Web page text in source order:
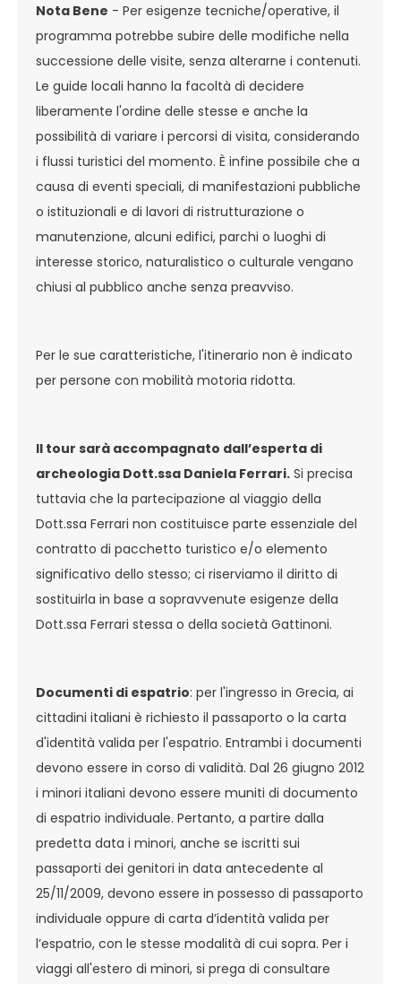
Nota Bene - Per esigenze tecniche/operative, il
programma potrebbe subire delle modifiche nella
successione delle visite, senza alterarne i contenuti.
Le guide locali hanno la facoltà di decidere
liberamente l'ordine delle stesse e anche la
possibilità di variare i percorsi di visita, considerando
i flussi turistici del momento. È infine possibile che a
causa di eventi speciali, di manifestazioni pubbliche
o istituzionali e di lavori di ristrutturazione o
manutenzione, alcuni edifici, parchi o luoghi di
interesse storico, naturalistico o culturale vengano
chiusi al pubblico anche senza preavviso.
Per le sue caratteristiche, l'itinerario non è indicato
per persone con mobilità motoria ridotta.
Il tour sarà accompagnato dall’esperta di
archeologia Dott.ssa Daniela Ferrari. Si precisa
tuttavia che la partecipazione al viaggio della
Dott.ssa Ferrari non costituisce parte essenziale del
contratto di pacchetto turistico e/o elemento
significativo dello stesso; ci riserviamo il diritto di
sostituirla in base a sopravvenute esigenze della
Dott.ssa Ferrari stessa o della società Gattinoni.
Documenti di espatrio: per l'ingresso in Grecia, ai
cittadini italiani è richiesto il passaporto o la carta
d'identità valida per l'espatrio. Entrambi i documenti
devono essere in corso di validità. Dal 26 giugno 2012
i minori italiani devono essere muniti di documento
di espatrio individuale. Pertanto, a partire dalla
predetta data i minori, anche se iscritti sui
passaporti dei genitori in data antecedente al
25/11/2009, devono essere in possesso di passaporto
individuale oppure di carta d’identità valida per
l’espatrio, con le stesse modalità di cui sopra. Per i
viaggi all'estero di minori, si prega di consultare